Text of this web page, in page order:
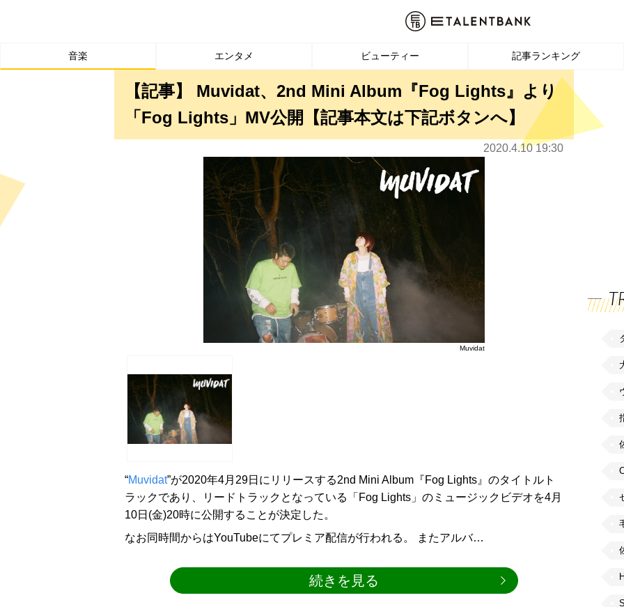
音楽 エンタメ ビューティー 記事ランキング
【記事】 Muvidat、2nd Mini Album『Fog Lights』より
「Fog Lights」MV公開【記事本文は下記ボタンへ】
2020.4.10 19:30
Muvidat
“Muvidat”が2020年4月29日にリリースする2nd Mini Album『Fog Lights』のタイトルト
ラックであり、リードトラックとなっている「Fog Lights」のミュージックビデオを4月
10日(金)20時に公開することが決定した。
なお同時間からはYouTubeにてプレミア配信が行われる。 またアルバ…
続きを見る